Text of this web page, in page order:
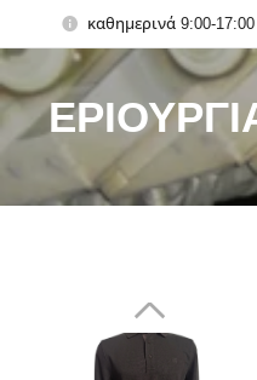
καθημερινά 9:00-17:00
Since 1927